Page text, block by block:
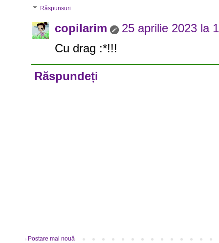
Răspunsuri
copilarim
25 aprilie 2023 la
Cu drag :*!!!
Răspundeți
Postare mai nouă